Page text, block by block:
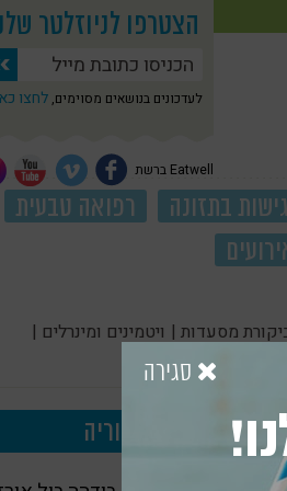
הצטרפו לניוזלטר
לעדכונים בנושאים מסוימים, לחצו
Eatwell ברשת
גישות בתזונה
רפואה טבעית
מסעדות | ויטמינים ומינרלים |
עוד בקטגוריה
סגירה